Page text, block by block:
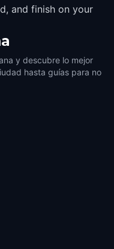
and finish on your
y descubre lo mejor
hasta guías para no